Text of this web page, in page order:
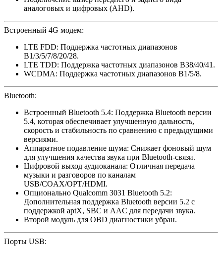
аналоговых и цифровых (AHD).
Встроенный 4G модем:
LTE FDD: Поддержка частотных диапазонов
B1/3/5/7/8/20/28.
LTE TDD: Поддержка частотных диапазонов B38/40/41.
WCDMA: Поддержка частотных диапазонов B1/5/8. ​
​Bluetooth:
Встроенный Bluetooth 5.4: Поддержка Bluetooth версии
5.4, которая обеспечивает улучшенную дальность,
скорость и стабильность по сравнению с предыдущими
версиями.
Аппаратное подавление шума: Снижает фоновый шум
для улучшения качества звука при Bluetooth-связи.
Цифровой выход аудиоканала: Отличная передача
музыки и разговоров по каналам
USB/COAX/OPT/HDMI.
Опционально Qualcomm 3031 Bluetooth 5.2:
Дополнительная поддержка Bluetooth версии 5.2 с
поддержкой aptX, SBC и AAC для передачи звука.
Второй модуль для OBD диагностики убран.
​​Порты USB: